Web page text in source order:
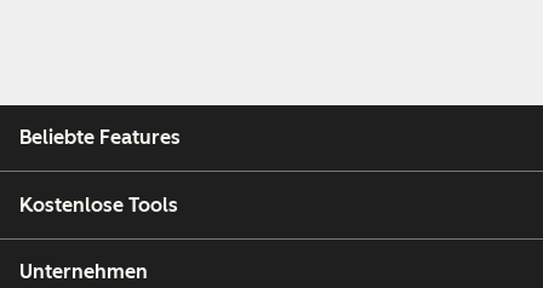
Beliebte Features
Kostenlose Tools
Unternehmen